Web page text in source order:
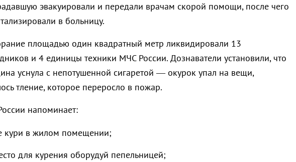
эвакуировали и передали врачам скорой помощи, после чего
в больницу.
площадью один квадратный метр ликвидировали 13
и 4 единицы техники МЧС России. Дознаватели установили, что
уснула с непотушенной сигаретой — окурок упал на вещи,
тление, которое переросло в пожар.
напоминает:
кури в жилом помещении;
для курения оборудуй пепельницей;